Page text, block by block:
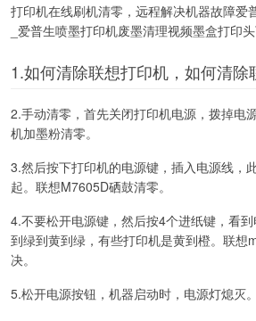
打印机在线刷机清零，远程解决机器故障爱
_爱普生喷墨打印机废墨清理视频墨盒打印
1.如何清除联想打印机，如何清除
2.手动清零，首先关闭打印机电源，拨掉电
机加墨粉清零。
3.然后按下打印机的电源键，插入电源线，
起。联想M7605D硒鼓清零。
4.不要松开电源键，然后按4个进纸键，看
到绿到黄到绿，有些打印机是黄到橙。联想
决。
5.松开电源按钮，机器启动时，电源灯熄灭。